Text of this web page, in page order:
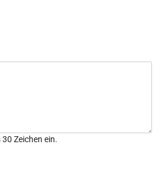
Zeichen ein.